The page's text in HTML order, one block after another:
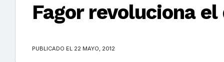
Fagor revoluciona
PUBLICADO EL 22 MAYO, 2012